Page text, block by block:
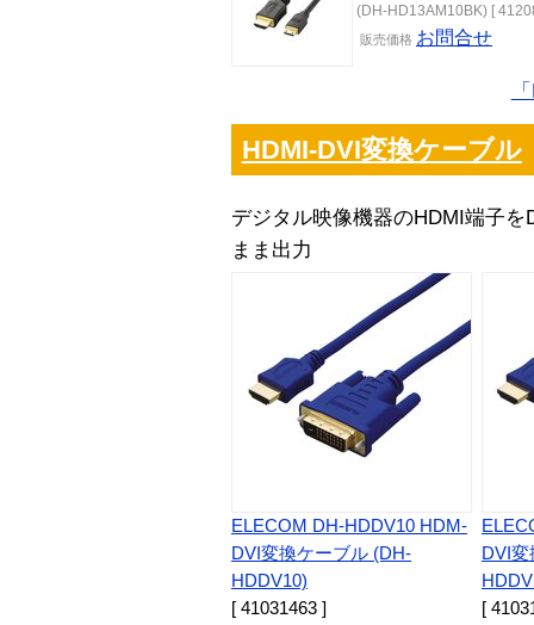
(DH-HD13AM10BK) [
販売価格 お問合せ
HDMI-DVI変換ケーブル
デジタル映像機器のHDMI端子
まま出力
ELECOM DH-HDDV10 HDM-
DVI変換ケーブル (DH-
HDDV10)
[ 41031463 ]
DVI
[